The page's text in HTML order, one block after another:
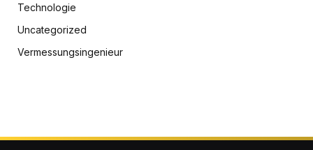
Technologie
Uncategorized
Vermessungsingenieur